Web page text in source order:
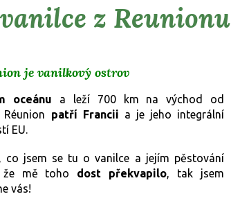
z Reunionu
je vanilkový ostrov
oceánu a leží 700 km na východ od
patří Francii a je jeho integrální
EU.
co jsem se tu o vanilce a jejím pěstování
že mě toho dost překvapilo, tak jsem
vás!